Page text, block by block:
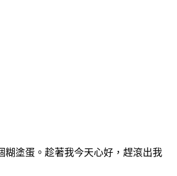
糊塗蛋。趁著我今天心好，趕滾出我